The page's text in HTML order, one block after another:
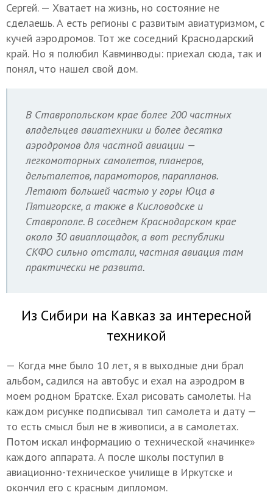
Сергей. — Хватает на жизнь, но состояние не
сделаешь. А есть регионы с развитым авиатуризмом, с
кучей аэродромов. Тот же соседний Краснодарский
край. Но я полюбил Кавминводы: приехал сюда, так и
понял, что нашел свой дом.
В Ставропольском крае более 200 частных
владельцев авиатехники и более десятка
аэродромов для частной авиации —
легкомоторных самолетов, планеров,
дельталетов, парамоторов, парапланов.
Летают большей частью у горы Юца в
Пятигорске, а также в Кисловодске и
Ставрополе. В соседнем Краснодарском крае
около 30 авиаплощадок, а вот республики
СКФО сильно отстали, частная авиация там
практически не развита.
Из Сибири на Кавказ за интересной
техникой
— Когда мне было 10 лет, я в выходные дни брал
альбом, садился на автобус и ехал на аэродром в
моем родном Братске. Ехал рисовать самолеты. На
каждом рисунке подписывал тип самолета и дату —
то есть смысл был не в живописи, а в самолетах.
Потом искал информацию о технической «начинке»
каждого аппарата. А после школы поступил в
авиационно-техническое училище в Иркутске и
окончил его с красным дипломом.